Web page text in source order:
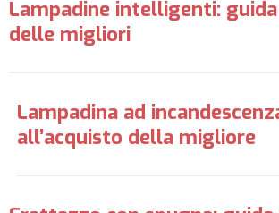
Lampadine intelligenti:
delle migliori
Lampadina ad
all’acquisto della migliore